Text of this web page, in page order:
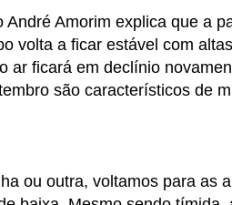
André Amorim explica que a
volta a ficar estável com
ar ficará em declínio
são característicos de
ou outra, voltamos para as